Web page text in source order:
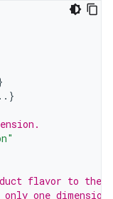
flavor to the
one